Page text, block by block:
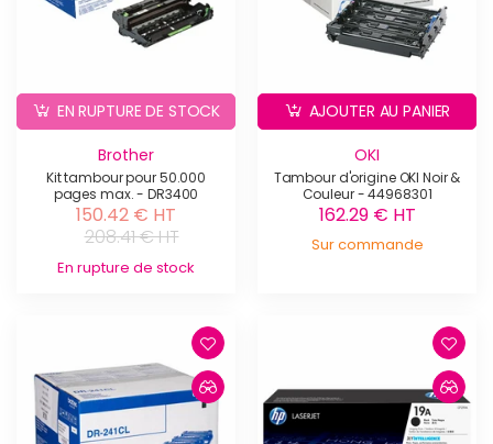
Brother
Kit tambour pour 50.000
pages max. - DR3400
150.42 € HT
208.41 € HT
En rupture de stock
EN RUPTURE DE STOCK
OKI
Tambour d'origine OKI Noir &
Couleur - 44968301
162.29 € HT
Sur commande
AJOUTER AU PANIER